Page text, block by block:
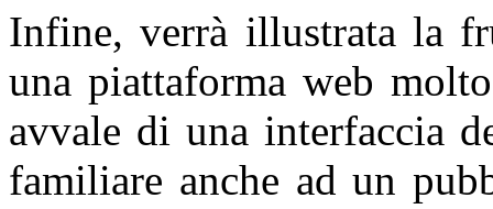
Infine, verrà illustrata la
una piattaforma web
avvale di una interfaccia
familiare anche ad un